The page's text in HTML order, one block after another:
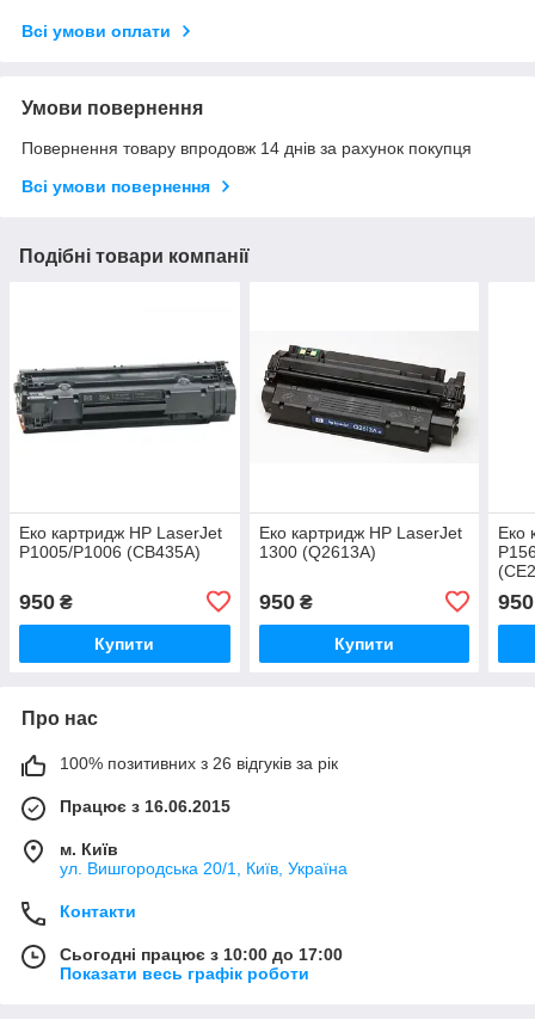
Всі умови оплати
Умови повернення
Повернення товару впродовж 14 днів за рахунок покупця
Всі умови повернення
Подібні товари компанії
Еко картридж HP LaserJet
P1005/P1006 (CB435A)
950 ₴
Купити
Еко картридж HP LaserJet
1300 (Q2613A)
950₴
Купити
Еко
950
Про нас
100% позитивних з 26 відгуків за рік
Працює з 16.06.2015
м. Київ
ул. Вишгородська 20/1, Київ, Україна
Контакти
Сьогодні працює з 10:00 до 17:00
Показати весь графік роботи